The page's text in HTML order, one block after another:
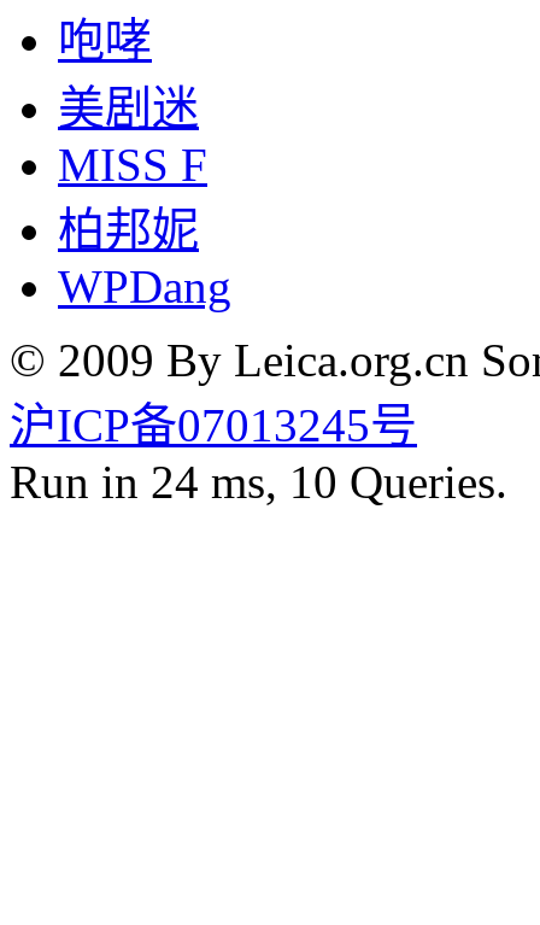
咆哮
美剧迷
MISS F
柏邦妮
WPDang
© 2009 By Leica.org.cn
沪ICP备07013245号
Run in 24 ms, 10 Queries.